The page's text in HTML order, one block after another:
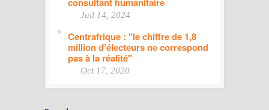
Juil 14, 2024
Centrafrique : "le chiffre de 1,8
million d’électeurs ne correspond
pas à la réalité"
Oct 17, 2020